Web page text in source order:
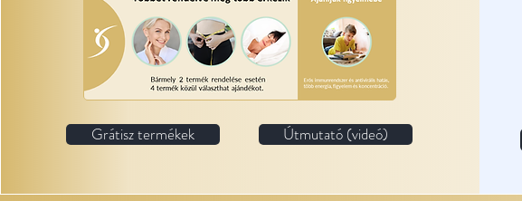
Grátisz termékek Útmutató (videó)